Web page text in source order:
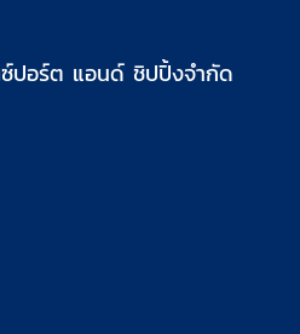
ปอร์ต แอนด์ ชิปปิ้งจำกัด